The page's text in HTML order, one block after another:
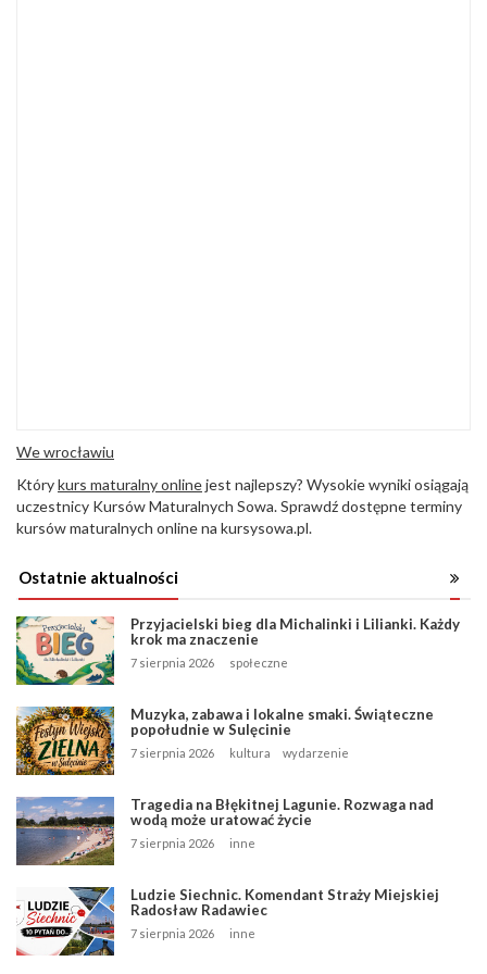
We wrocławiu
Którykurs maturalny onlinejest najlepszy? Wysokie wyniki osiągają
uczestnicy Kursów Maturalnych Sowa. Sprawdź dostępne terminy
kursów maturalnych online na kursysowa.pl.
Ostatnie aktualności
Przyjacielski bieg dla Michalinki i Lilianki. Każdy
krok ma znaczenie
7 sierpnia 2026 społeczne
Muzyka, zabawa i lokalne smaki. Świąteczne
popołudnie w Sulęcinie
7 sierpnia 2026 kultura wydarzenie
Tragedia na Błękitnej Lagunie. Rozwaga nad
wodą może uratować życie
7 sierpnia 2026 inne
Ludzie Siechnic. Komendant Straży Miejskiej
Radosław Radawiec
7 sierpnia 2026 inne